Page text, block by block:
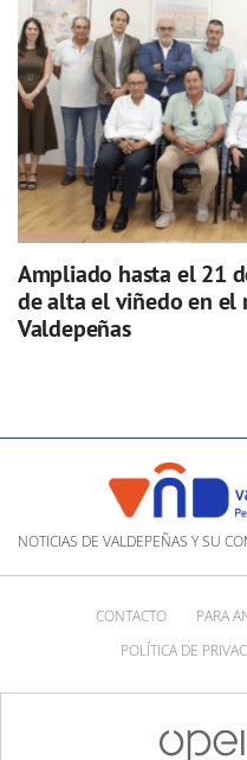
Ampliado hasta el 21
de alta el viñedo en el
Valdepeñas
NOTICIAS DE VALDEPEÑAS Y SU
CONTACTO PARA
POLÍTICA DE